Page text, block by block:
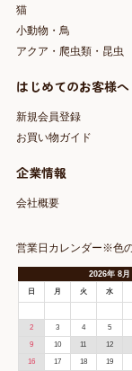
猫
小動物・鳥
アクア・爬虫類・昆虫
はじめてのお客様へ
新規会員登録
お買い物ガイド
企業情報
会社概要
営業日カレンダー※色
2026年 8月
日 月 火 水
2 3 4 5
9 10 11 12
16 17 18 19